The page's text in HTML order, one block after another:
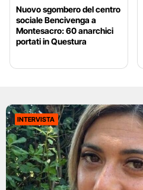
Nuovo sgombero del centro
sociale Bencivenga a
Montesacro: 60 anarchici
portati in Questura
INTERVISTA